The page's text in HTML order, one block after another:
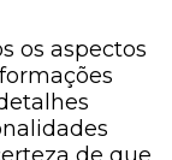
os aspectos